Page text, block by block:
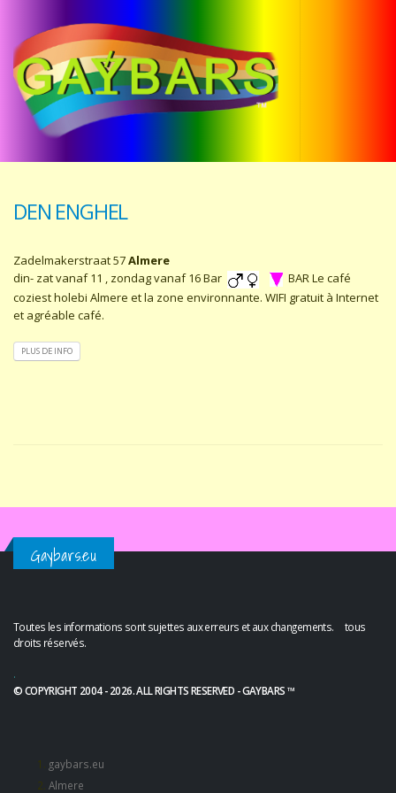
DEN ENGHEL
Zadelmakerstraat 57Almere
din- zat vanaf 11 , zondag vanaf 16 Bar
BAR Le café
coziest holebi Almere et la zone environnante. WIFI gratuit à Internet
et agréable café.
PLUS DE INFO
Gaybars.eu
Toutes les informations sont sujettes aux erreurs et aux changements. tous
droits réservés.
.
© COPYRIGHT 2004 - 2026. ALL RIGHTS RESERVED - GAYBARS ™
gaybars.eu
Almere